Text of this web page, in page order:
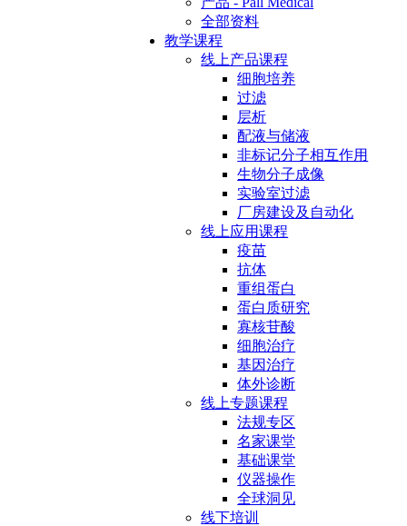
全部资料
教学课程
线上产品课程
细胞培养
过滤
层析
配液与储液
非标记分子相互作用
生物分子成像
实验室过滤
厂房建设及自动化
线上应用课程
疫苗
抗体
重组蛋白
蛋白质研究
寡核苷酸
细胞治疗
基因治疗
体外诊断
线上专题课程
法规专区
名家课堂
基础课堂
仪器操作
全球洞见
线下培训